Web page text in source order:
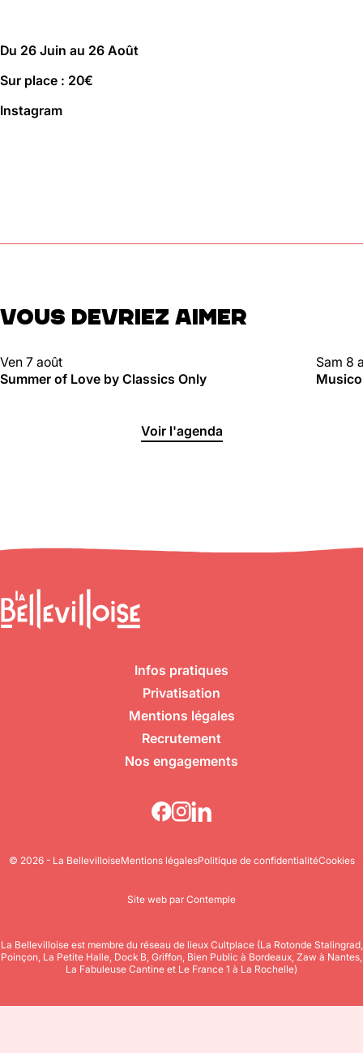
88
Mer, Jeu : 17h - 22h00
Du 26 Juin au 26 Août
Sur place : 20€
Instagram
VOUS DEVRIEZ AIMER
CLUBBING
Ven 7 août
Summer of Love by Classics Only
Sam 8
Voir l'agenda
Infos pratiques
Privatisation
Mentions légales
Recrutement
Nos engagements
© 2026 - La BellevilloiseMentions légalesPolitique de confidentialitéCookies
Site web par Contemple
La Bellevilloise est membre du réseau de lieux Cultplace (La Rotonde Stalingrad,
Poinçon, La Petite Halle, Dock B, Griffon, Bien Public à Bordeaux, Zaw à Nantes,
La Fabuleuse Cantine et Le France 1 à La Rochelle)